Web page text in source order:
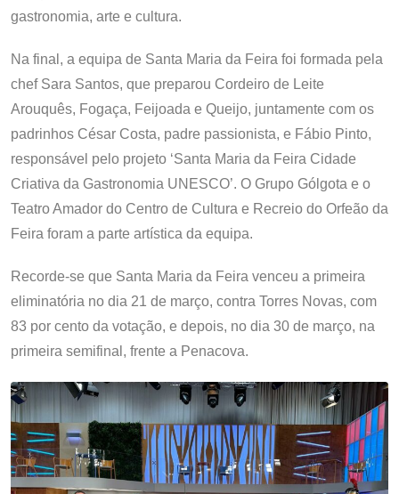
gastronomia, arte e cultura.
Na final, a equipa de Santa Maria da Feira foi formada pela
chef Sara Santos, que preparou Cordeiro de Leite
Arouquês, Fogaça, Feijoada e Queijo, juntamente com os
padrinhos César Costa, padre passionista, e Fábio Pinto,
responsável pelo projeto ‘Santa Maria da Feira Cidade
Criativa da Gastronomia UNESCO’. O Grupo Gólgota e o
Teatro Amador do Centro de Cultura e Recreio do Orfeão da
Feira foram a parte artística da equipa.
Recorde-se que Santa Maria da Feira venceu a primeira
eliminatória no dia 21 de março, contra Torres Novas, com
83 por cento da votação, e depois, no dia 30 de março, na
primeira semifinal, frente a Penacova.